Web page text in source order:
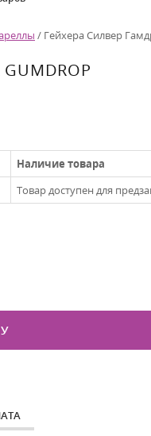
/ Гейхера Силвер
Наличие товара
Товар доступен для